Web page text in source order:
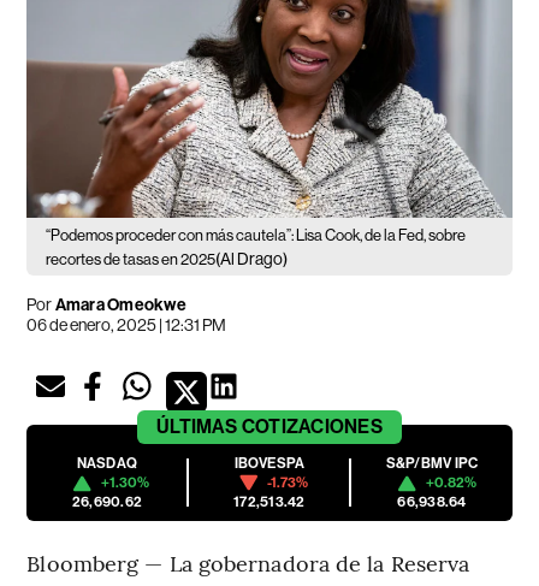
“Podemos proceder con más cautela”: Lisa Cook, de la Fed, sobre
recortes de tasas en 2025(Al Drago)
PorAmara Omeokwe
06 de enero, 2025 | 12:31 PM
ÚLTIMAS COTIZACIONES
NASDAQ
+1.30%
26,690.62
IBOVESPA
-1.73%
172,513.42
S&P/BMV IPC
+0.82%
66,938.64
Bloomberg — La gobernadora de la Reserva